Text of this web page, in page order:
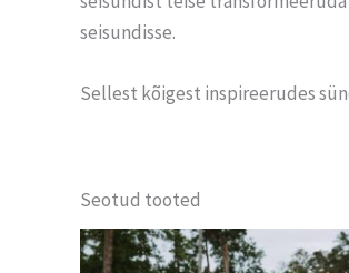
seisundisse.
Sellest kõigest inspireerudes
Seotud tooted